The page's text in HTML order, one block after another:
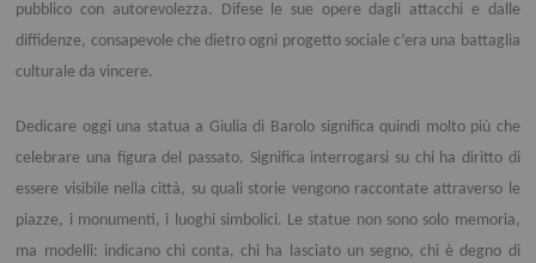
pubblico con autorevolezza. Difese le sue opere dagli attacchi e dalle
diffidenze, consapevole che dietro ogni progetto sociale c’era una battaglia
culturale da vincere.
Dedicare oggi una statua a Giulia di Barolo significa quindi molto più che
celebrare una figura del passato. Significa interrogarsi su chi ha diritto di
essere visibile nella città, su quali storie vengono raccontate attraverso le
piazze, i monumenti, i luoghi simbolici. Le statue non sono solo memoria,
ma modelli: indicano chi conta, chi ha lasciato un segno, chi è degno di